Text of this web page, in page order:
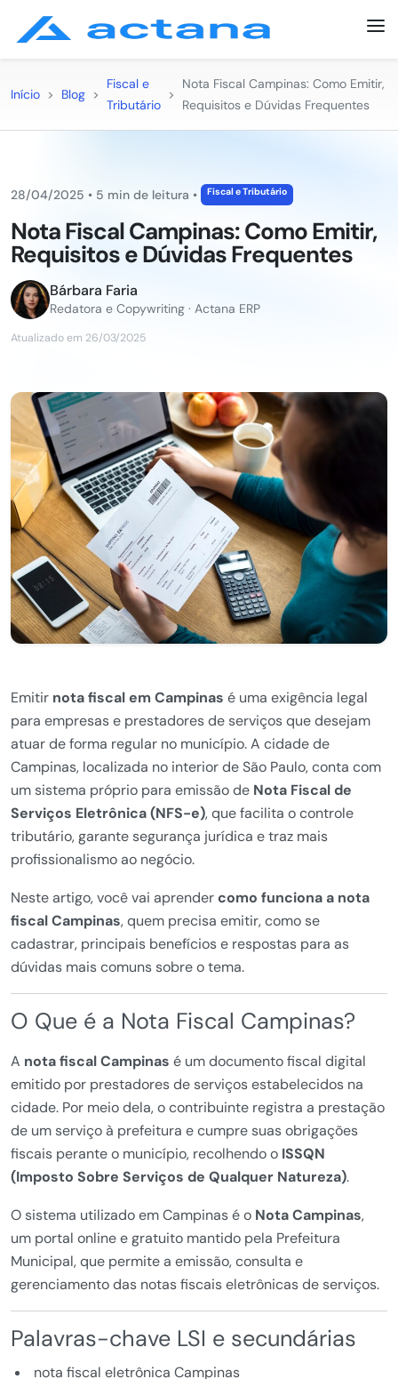
Início > Blog >
Fiscal e
Tributário
>
Nota Fiscal Campinas: Como Emitir,
Requisitos e Dúvidas Frequentes
28/04/2025 • 5 min de leitura • Fiscal e Tributário
Nota Fiscal Campinas: Como Emitir,
Requisitos e Dúvidas Frequentes
Bárbara Faria
Redatora e Copywriting · Actana ERP
Atualizado em 26/03/2025
Emitir nota fiscal em Campinas é uma exigência legal
para empresas e prestadores de serviços que desejam
atuar de forma regular no município. A cidade de
Campinas, localizada no interior de São Paulo, conta com
um sistema próprio para emissão de Nota Fiscal de
Serviços Eletrônica (NFS-e), que facilita o controle
tributário, garante segurança jurídica e traz mais
profissionalismo ao negócio.
Neste artigo, você vai aprendercomo funciona a nota
fiscal Campinas, quem precisa emitir, como se
cadastrar, principais benefícios e respostas para as
dúvidas mais comuns sobre o tema.
O Que é a Nota Fiscal Campinas?
A nota fiscal Campinas é um documento fiscal digital
emitido por prestadores de serviços estabelecidos na
cidade. Por meio dela, o contribuinte registra a prestação
de um serviço à prefeitura e cumpre suas obrigações
fiscais perante o município, recolhendo o ISSQN
(Imposto Sobre Serviços de Qualquer Natureza).
O sistema utilizado em Campinas é o Nota Campinas,
um portal online e gratuito mantido pela Prefeitura
Municipal, que permite a emissão, consulta e
gerenciamento das notas fiscais eletrônicas de serviços.
Palavras-chave LSI e secundárias
nota fiscal eletrônica Campinas